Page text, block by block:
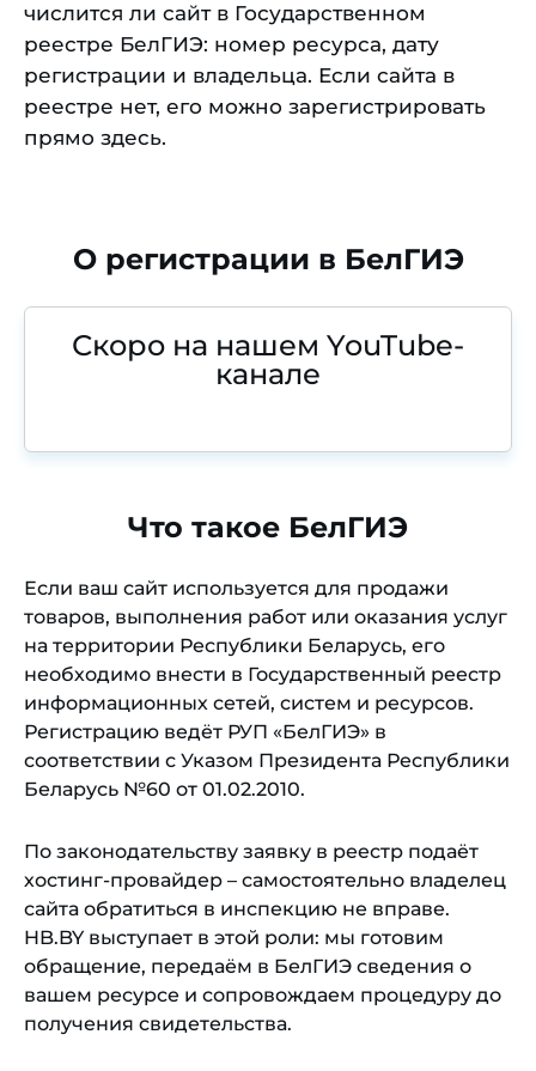
числится ли сайт в Государственном
реестре БелГИЭ: номер ресурса, дату
регистрации и владельца. Если сайта в
реестре нет, его можно зарегистрировать
прямо здесь.
О регистрации в БелГИЭ
Что такое БелГИЭ
Если ваш сайт используется для продажи
товаров, выполнения работ или оказания услуг
на территории Республики Беларусь, его
необходимо внести в Государственный реестр
информационных сетей, систем и ресурсов.
Регистрацию ведёт РУП «БелГИЭ» в
соответствии с Указом Президента Республики
Беларусь №60 от 01.02.2010.
По законодательству заявку в реестр подаёт
хостинг-провайдер – самостоятельно владелец
сайта обратиться в инспекцию не вправе.
HB.BY выступает в этой роли: мы готовим
обращение, передаём в БелГИЭ сведения о
вашем ресурсе и сопровождаем процедуру до
получения свидетельства.
Скоро на нашем YouTube-
канале